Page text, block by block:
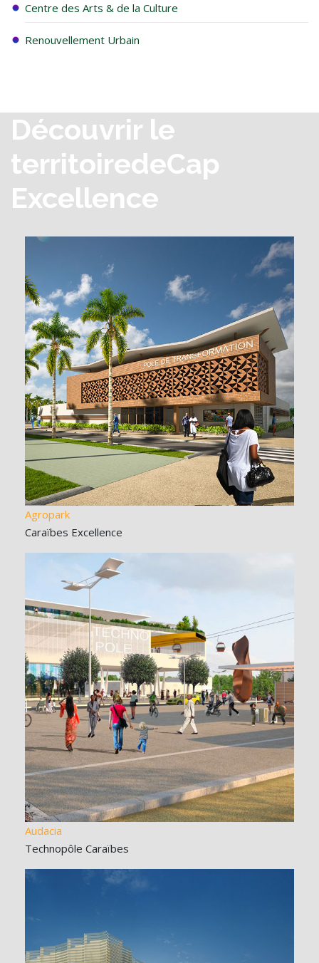
Centre des Arts & de la Culture
Renouvellement Urbain
Découvrir le
territoiredeCap
Excellence
Agropark
Caraïbes Excellence
Audacia
Technopôle Caraïbes